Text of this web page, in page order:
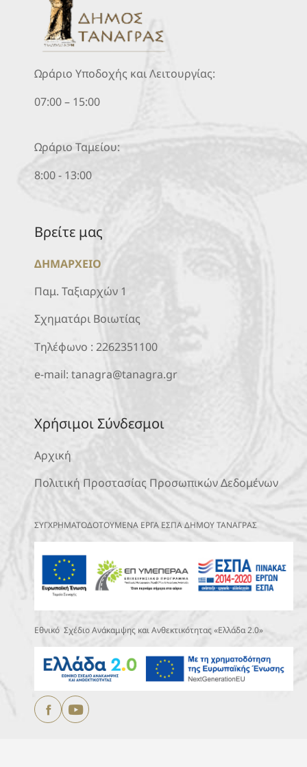
Ωράριο Υποδοχής και Λειτουργίας:
07:00 – 15:00
Ωράριο Ταμείου:
8:00 - 13:00
Βρείτε μας
ΔΗΜΑΡΧΕΙΟ
Παμ. Ταξιαρχών 1
Σχηματάρι Βοιωτίας
Τηλέφωνο : 2262351100
e-mail: tanagra@tanagra.gr
Χρήσιμοι Σύνδεσμοι
Αρχική
Πολιτική Προστασίας Προσωπικών Δεδομένων
ΣΥΓΧΡΗΜΑΤΟΔΟΤΟΥΜΕΝΑ ΕΡΓΑ ΕΣΠΑ ΔΗΜΟΥ ΤΑΝΑΓΡΑΣ
Εθνικό Σχέδιο Ανάκαμψης και Ανθεκτικότητας «Ελλάδα 2.0»